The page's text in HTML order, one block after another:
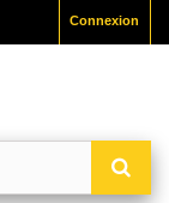
Connexion